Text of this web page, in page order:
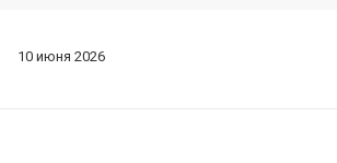
10 июня 2026